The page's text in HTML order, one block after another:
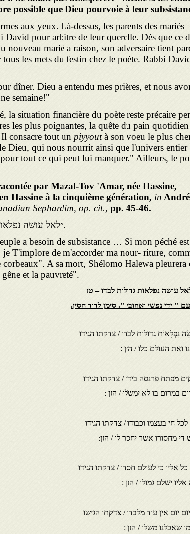
possible que Dieu pourvoie à leur
aux yeux. Là-dessus, les parents des mariés
David pour arbitre de leur querelle. Dès que ce
nouveau marié a raison, son adversaire tient
les mets du festin chez le poète. Rabbi
dîner. Dieu a entendu mes prières, et nous
semaine!"
la situation financière du poète reste précaire
les plus poignantes, la quête du pain quotidien
consacre tout un piyyoutà son voeu le plus
Dieu, qui nous nourrit ainsi que l'univers
pour tout ce qui peut lui manquer." Ailleurs, le
par Mazal-Tov 'Amar, née Hassine,
Hassine à la cinquième génération, in
Sephardim, op. cit., pp. 45-46.
[1] cf.״לאל עושה נפלאות גדולות לבדו״.
a besoin de subsistance … Si mon péché
je T'implore de m'accorder ma nour- riture,
corbeaux". A sa mort, Shélomo Halewa pleurera
et la pauvreté".
" ידי נפשי ואהובי ". סימן לדוד חסין.
נִפְלָאוֹת גדולות לבדו / צדקתו הגידו
ואת העולם כלו / הַזָּן :
מפתח פרנסה בידו / צדקתו הגידו
במרום בו לא יִמְשֹׁלוּ / הזן :
חי בעצמו וכבודו / צדקתו הגידו
די מחסורו אשר יחסר לו / הזן:
כל אליו כי לעולם חסדו / צדקתו הגידו
אליו ישלם גמולו / הזן :
יום אין עוד מלבדו / צדקתו הגישו
שאכלנו משלו / הזן :